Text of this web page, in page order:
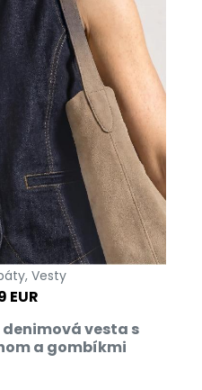
Vesty
EUR
denimová vesta s
a gombíkmi